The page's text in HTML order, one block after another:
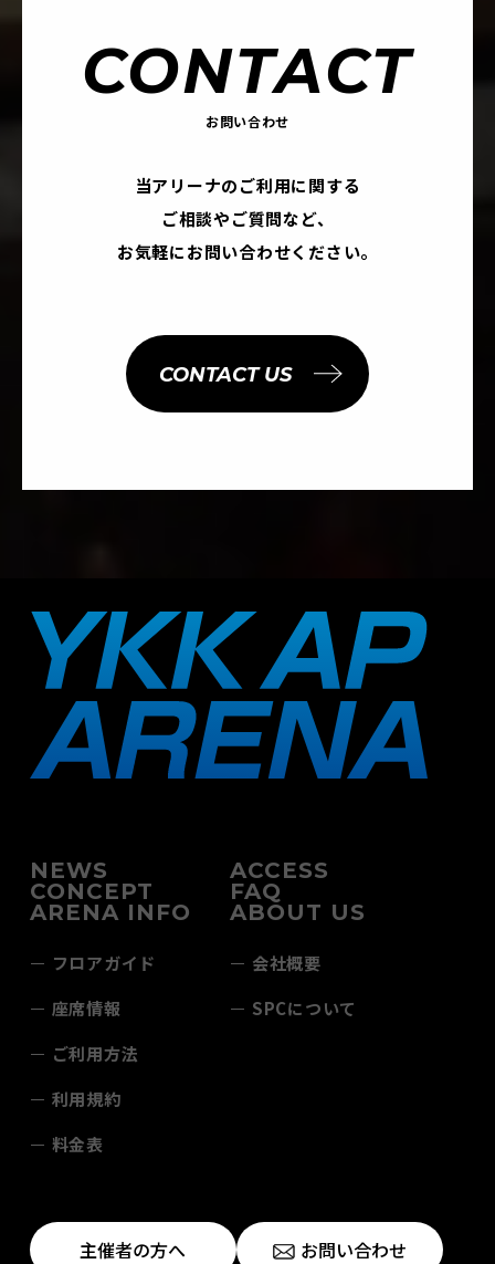
CONTACT
お問い合わせ
当アリーナのご利用に関する
ご相談やご質問など、
お気軽にお問い合わせください。
CONTACT US
NEWS ACCESS
CONCEPT FAQ
ARENA INFO
フロアガイド
座席情報
ご利用方法
利用規約
料金表
ABOUT US
会社概要
SPCについて
主催者の方へ お問い合わせ